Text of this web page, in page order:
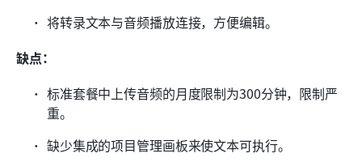
将转录文本与音频播放连接，方便编辑。
缺点：
标准套餐中上传音频的月度限制为300分钟，限制严
重。
缺少集成的项目管理画板来使文本可执行。